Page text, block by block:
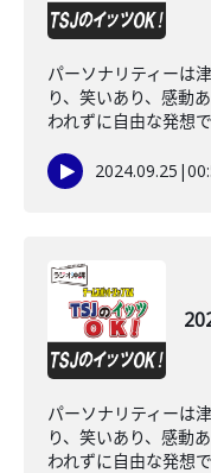
パーソナリティーは
り、笑いあり、感動
われずに自由な発想
2024.09.25 |
パーソナリティーは
り、笑いあり、感動
われずに自由な発想